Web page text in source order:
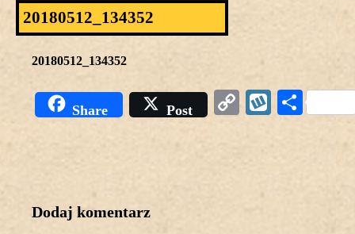
20180512_134352
20180512_134352
Share Post
CopyWykop
Dodaj komentarz